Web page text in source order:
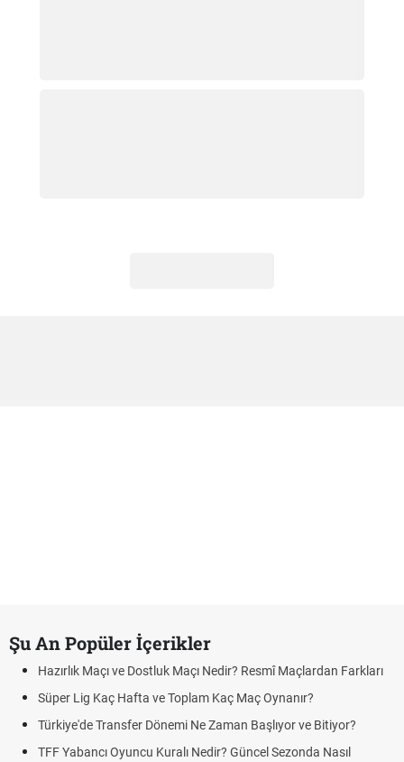
Şu An Popüler İçerikler
Hazırlık Maçı ve Dostluk Maçı Nedir? Resmî Maçlardan Farkları
Süper Lig Kaç Hafta ve Toplam Kaç Maç Oynanır?
Türkiye'de Transfer Dönemi Ne Zaman Başlıyor ve Bitiyor?
TFF Yabancı Oyuncu Kuralı Nedir? Güncel Sezonda Nasıl